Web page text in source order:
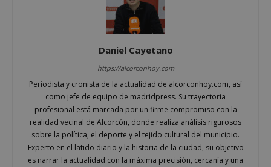
Daniel Cayetano
https://alcorconhoy.com
Periodista y cronista de la actualidad de alcorconhoy.com, así
como jefe de equipo de madridpress. Su trayectoria
profesional está marcada por un firme compromiso con la
realidad vecinal de Alcorcón, donde realiza análisis rigurosos
sobre la política, el deporte y el tejido cultural del municipio.
Experto en el latido diario y la historia de la ciudad, su objetivo
es narrar la actualidad con la máxima precisión, cercanía y una
Inc.
embed.bsky.app